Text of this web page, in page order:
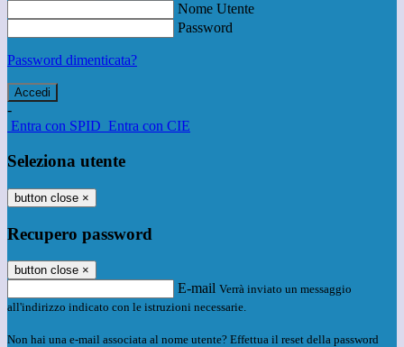
Nome Utente
Password
Password dimenticata?
-
Entra con SPID Entra con CIE
Seleziona utente
button close ×
Recupero password
button close ×
E-mail Verrà inviato un messaggio
all'indirizzo indicato con le istruzioni necessarie.
Non hai una e-mail associata al nome utente? Effettua il reset della password